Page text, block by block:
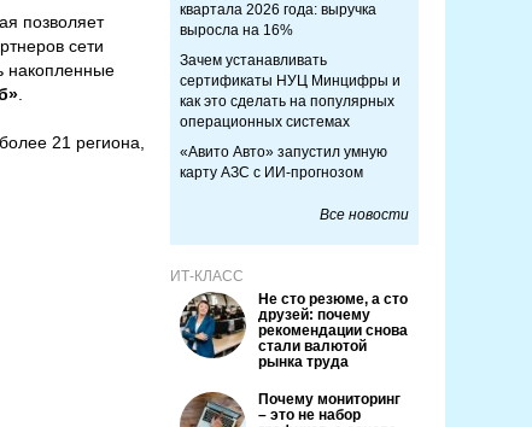
позволяет
сети
накопленные
21 региона,
квартала 2026 года: выручка
выросла на 16%
Зачем устанавливать
сертификаты НУЦ Минцифры и
как это сделать на популярных
операционных системах
«Авито Авто» запустил умную
карту АЗС с ИИ-прогнозом
Все новости
ИТ-КЛАСС
Не сто резюме, а сто
друзей: почему
рекомендации снова
стали валютой
рынка труда
Почему мониторинг
– это не набор